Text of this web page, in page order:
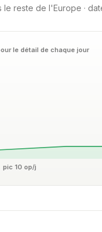
le reste de l'Europe ·
le détail de chaque jour
pic 10 op/j